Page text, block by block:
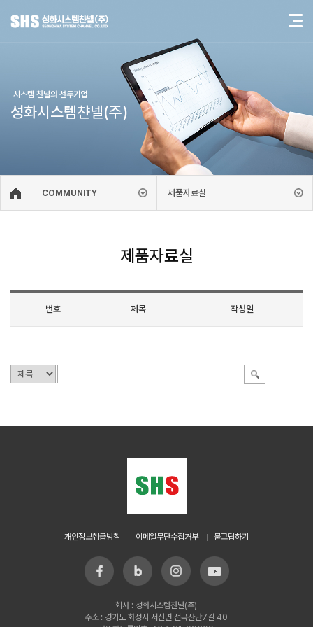
시스템 챤넬의 선두기업
성화시스템챤넬(주)
COMMUNITY 제품자료실
제품자료실
번호 제목 작성일
개인정보취급방침 이메일무단수집거부 묻고답하기
회사 : 성화시스템챤넬(주)
주소 : 경기도 화성시 서신면 전곡산단7길 40